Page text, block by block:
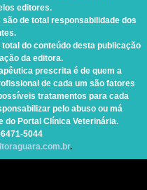
editores.
de total responsabilidade dos
do conteúdo desta publicação
da editora.
prescrita é de quem a
de cada um são fatores
tratamentos para cada
pelo abuso ou má
do Portal Clínica Veterinária.
5044
.